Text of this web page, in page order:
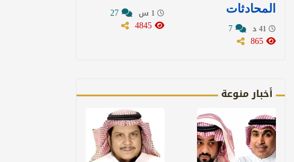
المحادثات
أخبار منوعة